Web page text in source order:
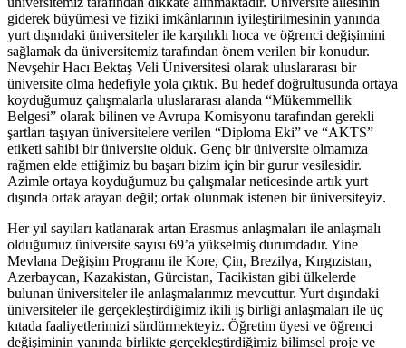
giderek büyümesi ve fiziki imkânlarının iyileştirilmesinin yanında
yurt dışındaki üniversiteler ile karşılıklı hoca ve öğrenci değişimini
sağlamak da üniversitemiz tarafından önem verilen bir konudur.
Nevşehir Hacı Bektaş Veli Üniversitesi olarak uluslararası bir
üniversite olma hedefiyle yola çıktık. Bu hedef doğrultusunda ortaya
koyduğumuz çalışmalarla uluslararası alanda “Mükemmellik
Belgesi” olarak bilinen ve Avrupa Komisyonu tarafından gerekli
şartları taşıyan üniversitelere verilen “Diploma Eki” ve “AKTS”
etiketi sahibi bir üniversite olduk. Genç bir üniversite olmamıza
rağmen elde ettiğimiz bu başarı bizim için bir gurur vesilesidir.
Azimle ortaya koyduğumuz bu çalışmalar neticesinde artık yurt
dışında ortak arayan değil; ortak olunmak istenen bir üniversiteyiz.
Her yıl sayıları katlanarak artan Erasmus anlaşmaları ile anlaşmalı
olduğumuz üniversite sayısı 69’a yükselmiş durumdadır. Yine
Mevlana Değişim Programı ile Kore, Çin, Brezilya, Kırgızistan,
Azerbaycan, Kazakistan, Gürcistan, Tacikistan gibi ülkelerde
bulunan üniversiteler ile anlaşmalarımız mevcuttur. Yurt dışındaki
üniversiteler ile gerçekleştirdiğimiz ikili iş birliği anlaşmaları ile üç
kıtada faaliyetlerimizi sürdürmekteyiz. Öğretim üyesi ve öğrenci
değişiminin yanında birlikte gerçekleştirdiğimiz bilimsel proje ve